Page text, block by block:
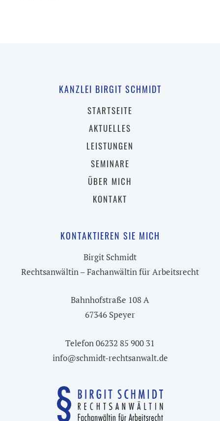
KANZLEI BIRGIT SCHMIDT
STARTSEITE
AKTUELLES
LEISTUNGEN
SEMINARE
ÜBER MICH
KONTAKT
KONTAKTIEREN SIE MICH
Birgit Schmidt
Rechtsanwältin – Fachanwältin für Arbeitsrecht
Bahnhofstraße 108 A
67346 Speyer
Telefon 06232 85 900 31
info@schmidt-rechtsanwalt.de